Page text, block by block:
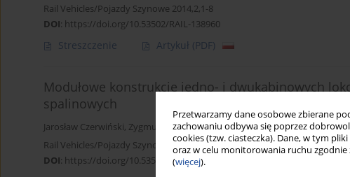
Przetwarzamy dane osobowe zbierane
zachowaniu odbywa się poprzez
cookies (tzw. ciasteczka). Dane, w tym
oraz w celu monitorowania ruchu zgodnie
(więcej).
Rail Vehicles/Pojazdy Szynowe 2014,2,1-8
DOI: https://doi.org/10.53502/RAIL-138960
Streszczenie Artykuł (PDF)
Modułowe konstrukcje jedno- i dwukabinowych
spalinowych
Jarosław Czerwiński, Zygmunt Marciniak
Rail Vehicles/Pojazdy Szynowe 2014,1,1-10
DOI: https://doi.org/10.53502/RAIL-138806